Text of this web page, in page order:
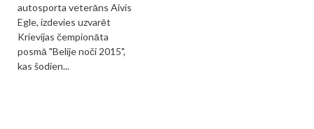
autosporta veterāns Aivis
Egle, izdevies uzvarēt
Krievijas čempionāta
posmā "Belije noči 2015",
kas šodien...